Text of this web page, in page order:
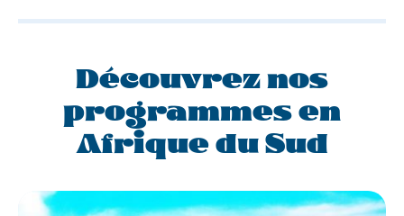
Découvrez nos
programmes en
Afrique du Sud